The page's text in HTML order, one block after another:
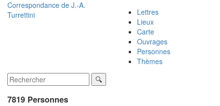
Correspondance de J.-A.
Turrettini
Lettres
Lieux
Carte
Ouvrages
Personnes
Thèmes
7819 Personnes